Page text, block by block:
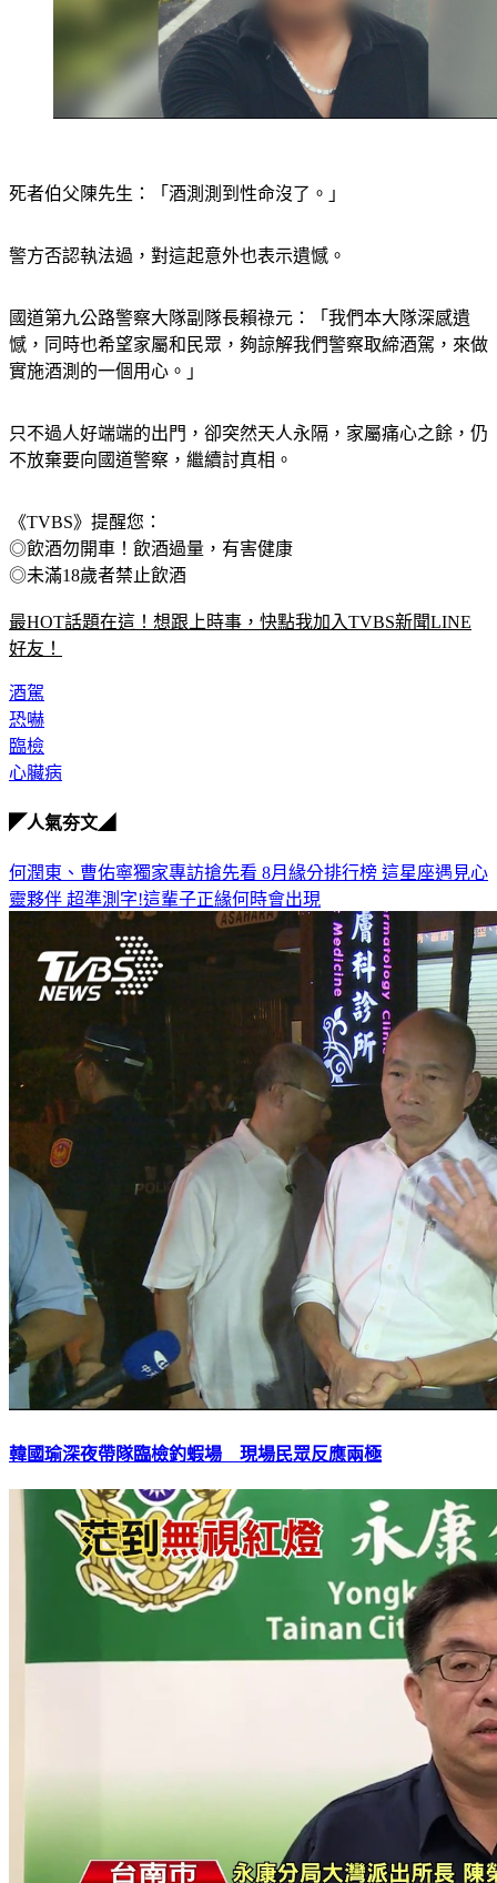
死者伯父陳先生：「酒測測到性命沒了。」
警方否認執法過，對這起意外也表示遺憾。
國道第九公路警察大隊副隊長賴祿元：「我們本大隊深感遺
憾，同時也希望家屬和民眾，夠諒解我們警察取締酒駕，來做
實施酒測的一個用心。」
只不過人好端端的出門，卻突然天人永隔，家屬痛心之餘，仍
不放棄要向國道警察，繼續討真相。
《TVBS》提醒您：
◎飲酒勿開車！飲酒過量，有害健康
◎未滿18歲者禁止飲酒
最HOT話題在這！想跟上時事，快點我加入TVBS新聞LINE
好友！
酒駕
恐嚇
臨檢
心臟病
◤人氣夯文◢
何潤東、曹佑寧獨家專訪搶先看 8月緣分排行榜 這星座遇見心
靈夥伴 超準測字!這輩子正緣何時會出現
韓國瑜深夜帶隊臨檢釣蝦場 現場民眾反應兩極